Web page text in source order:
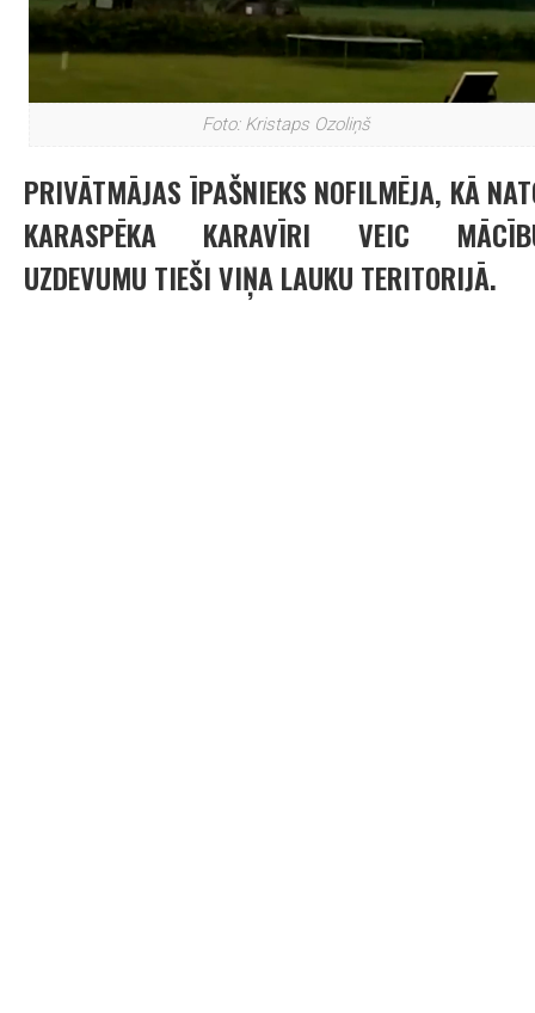
Foto: Kristaps Ozoliņš
PRIVĀTMĀJAS ĪPAŠNIEKS NOFILMĒJA, KĀ
KARASPĒKA KARAVĪRI VEIC
UZDEVUMU TIEŠI VIŅA LAUKU TERITORIJĀ.